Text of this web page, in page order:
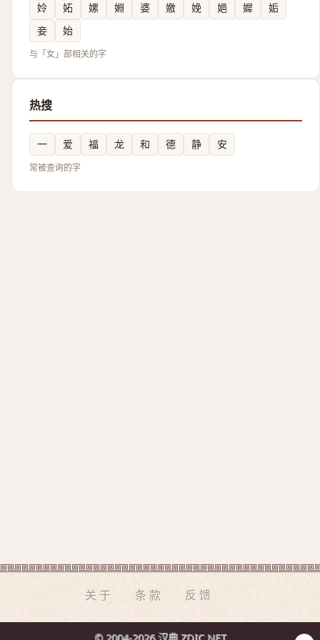
姈 妬 嫘 婣 婆 嬓 娩 㛕 㜨
姤
妾
始
与「女」部相关的字
热搜
一 爱 福 龙 和 德 静 安
常被查询的字
关于 条款 反馈